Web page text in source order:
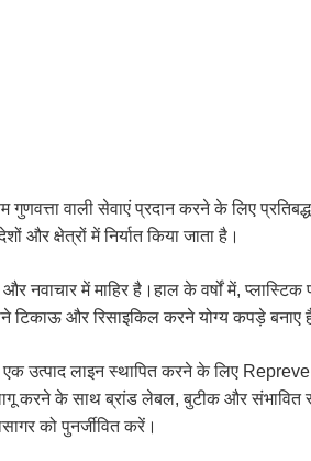
वाली सेवाएं प्रदान करने के लिए
और क्षेत्रों में निर्यात किया जाता है।
में माहिर है।हाल के वर्षों में, प्लास्टिक
टिकाऊ और रिसाइकिल करने योग्य कपड़े बनाए
उत्पाद लाइन स्थापित करने के लिए
करने के साथ ब्रांड लेबल, बुटीक और संभावित
को पुनर्जीवित करें।